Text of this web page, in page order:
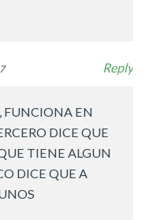
Reply
FUNCIONA EN
DICE QUE
TIENE ALGUN
DICE QUE A